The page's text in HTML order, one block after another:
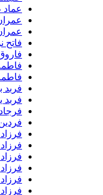
عماد طالب
عمران ،
عمران و
فاتح نورایی
فاروق
فاطمه
فاطمه و
فربد بیهقی
فربد یزدانفر
فرجاد فرج
فردین آر
فرزاد بابایی
فرزاد
فرزاد بیانی
فرزاد
فرزاد
فرزاد